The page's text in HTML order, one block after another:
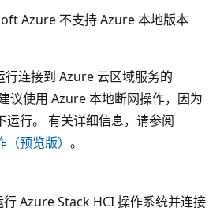
Azure 不支持 Azure 本地版本
连接到 Azure 云区域服务的
议使用 Azure 本地断网操作，因为
运行。 有关详细信息，请参阅
预览版） 。
Azure Stack HCI 操作系统并连接